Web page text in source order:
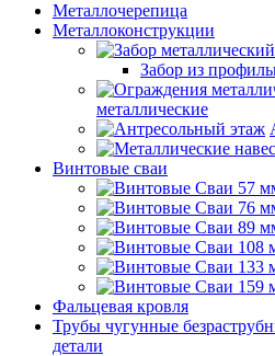
Металлочерепица
Металлоконструкции
Забор из
металлические
Винтовые сваи
Фальцевая кровля
Трубы чугунные
детали